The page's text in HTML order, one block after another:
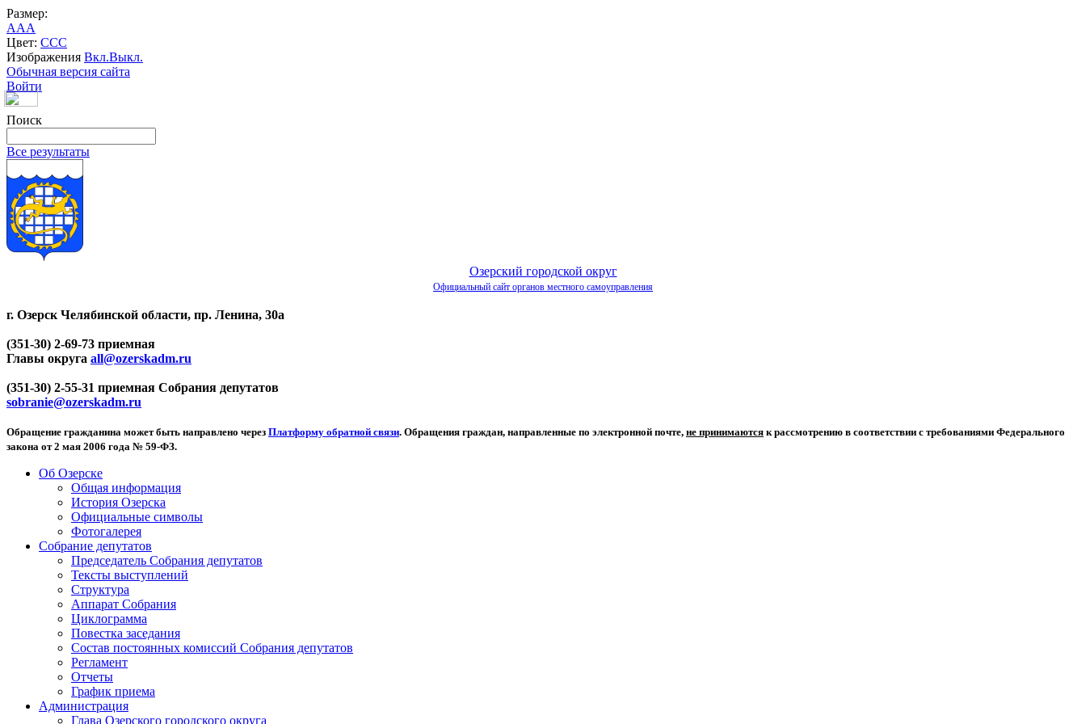
Размер:
AAA
Цвет: CCC
Изображения Вкл.Выкл.
Обычная версия сайта
Войти
Поиск
Все результаты
Озерский городской округ
Официальный сайт органов местного самоуправления
г. Озерск Челябинской области, пр. Ленина, 30а
(351-30) 2-69-73 приемная
Главы округа all@ozerskadm.ru
(351-30) 2-55-31 приемная Собрания депутатов
sobranie@ozerskadm.ru
Обращение гражданина может быть направлено через Платформу обратной связи. Обращения граждан, направленные по электронной почте, не принимаются к рассмотрению в соответствии с требованиями Федерального
закона от 2 мая 2006 года № 59-ФЗ.
Об Озерске
Общая информация
История Озерска
Официальные символы
Фотогалерея
Собрание депутатов
Председатель Собрания депутатов
Тексты выступлений
Структура
Аппарат Собрания
Циклограмма
Повестка заседания
Состав постоянных комиссий Собрания депутатов
Регламент
Отчеты
График приема
Администрация
Глава Озерского городского округа